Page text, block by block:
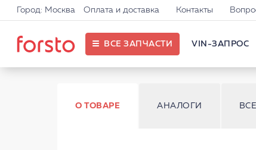
Город: Москва Оплата и доставка Контакты
ВСЕ ЗАПЧАСТИ VIN-ЗАПРОС
О ТОВАРЕ АНАЛОГИ